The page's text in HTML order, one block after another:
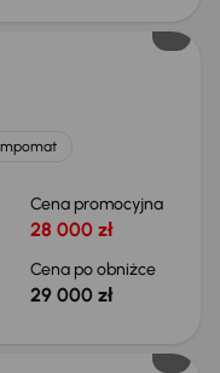
Cena promocyjna
28 000 zł
Cena po obniżce
29 000 zł